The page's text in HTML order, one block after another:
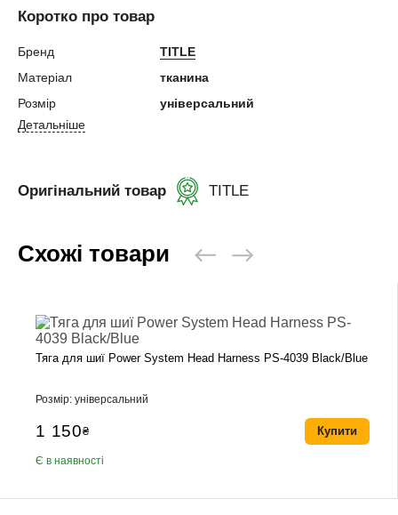
Коротко про товар
Бренд
TITLE
Матеріал
тканина
Розмір
універсальний
Детальніше
Оригінальний товар TITLE
Схожі товари
Тяга для шиї Power System Head Harness PS-4039 Black/Blue
Розмір: універсальний
1 150₴
Є в наявності
Купити